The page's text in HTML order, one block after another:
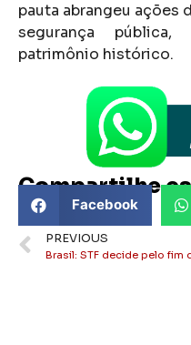
pauta abrangeu ações
segurança
patrimônio histórico.
Compartilhe
Facebook
PREVIOUS